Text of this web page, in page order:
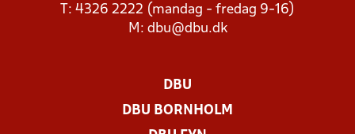
T: 4326 2222 (mandag - fredag 9-16)
M: dbu@dbu.dk
DBU
DBU BORNHOLM